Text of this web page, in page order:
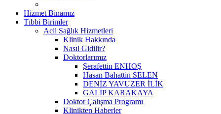
Hizmet Binamız
Tıbbi Birimler
Acil Sağlık Hizmetleri
Klinik Hakkında
Nasıl Gidilir?
Doktorlarımız
Şerafettin ENHOŞ
Hasan Bahattin SELEN
DENİZ YAVUZER İLİK
GALİP KARAKAYA
Doktor Çalışma Programı
Klinikten Haberler